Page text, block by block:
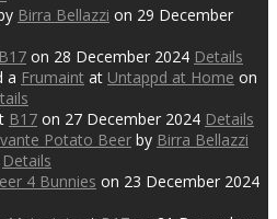
Birra Bellazzi on 29 December
B17 on 28 December 2024 Details
a Frumaint at Untappd at Home on
B17 on 27 December 2024 Details
Potato Beer by Birra Bellazzi
Details
4 Bunnies on 23 December 2024